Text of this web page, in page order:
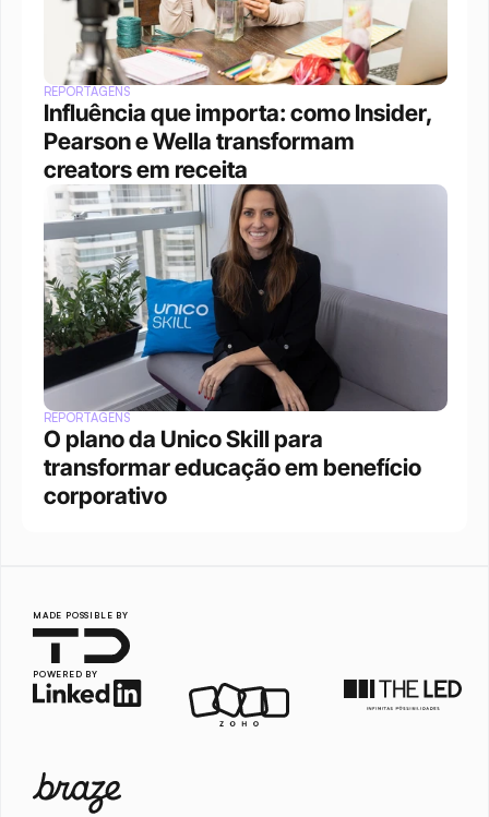
REPORTAGENS
Influência que importa: como Insider,
Pearson e Wella transformam
creators em receita
REPORTAGENS
O plano da Unico Skill para
transformar educação em benefício
corporativo
MADE POSSIBLE BY
POWERED BY